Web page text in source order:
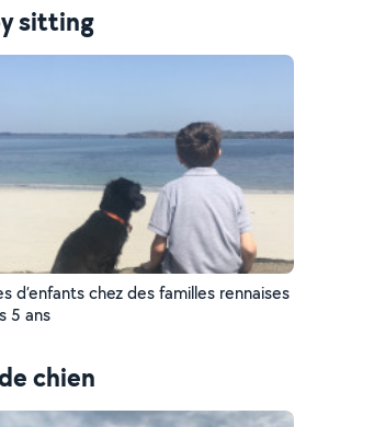
sitting
d’enfants chez des familles rennaises
5 ans
chien